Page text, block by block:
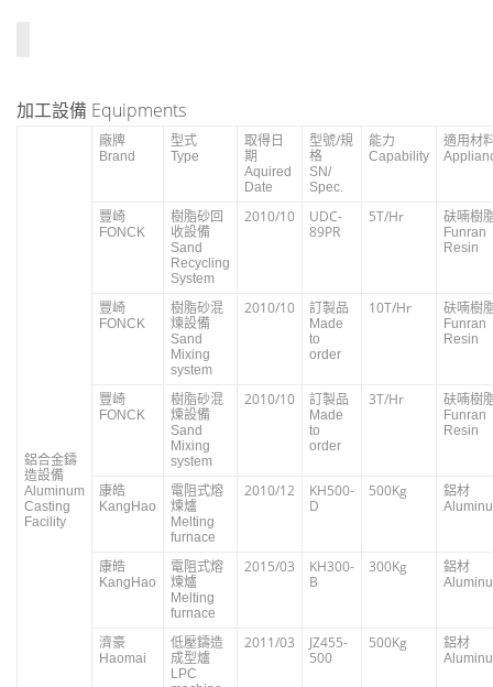
加工設備 Equipments
鋁合金鑄
造設備
Aluminum
Casting
Facility
廠牌
Brand
型式
Type
取得日
期
Aquired
Date
型號/規
格
SN/
Spec.
能力
Capability
適用材
豐崎
FONCK
樹脂砂回
收設備
Sand
Recycling
System
2010/10
UDC-
89PR
5T/Hr 砆喃樹
Funran
Resin
豐崎
FONCK
樹脂砂混
煉設備
Sand
Mixing
system
2010/10 訂製品
Made
to
order
10T/Hr 砆喃樹
Funran
Resin
豐崎
FONCK
樹脂砂混
煉設備
Sand
Mixing
system
2010/10 訂製品
Made
to
order
3T/Hr 砆喃樹
Funran
Resin
康皓
KangHao
電阻式熔
煉爐
Melting
furnace
2010/12
KH500-
D
500Kg 鋁材
康皓
KangHao
電阻式熔
煉爐
Melting
furnace
2015/03
KH300-
B
300Kg 鋁材
濟豪
Haomai
低壓鑄造
成型爐
LPC
2011/03
JZ455-
500
500Kg 鋁材